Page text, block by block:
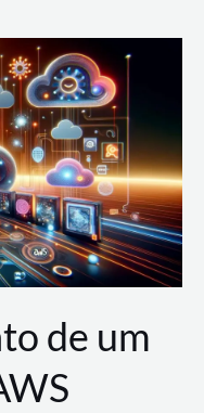
de um